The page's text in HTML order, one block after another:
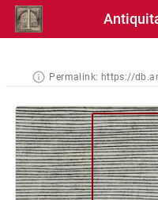
Permalink: https://